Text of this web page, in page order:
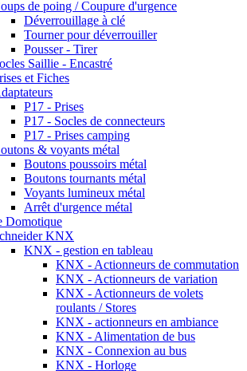
de poing / Coupure d'urgence
Déverrouillage à clé
Tourner pour déverrouiller
Pousser - Tirer
Saillie - Encastré
et Fiches
P17 - Prises
P17 - Socles de connecteurs
P17 - Prises camping
& voyants métal
Boutons poussoirs métal
Boutons tournants métal
Voyants lumineux métal
Arrêt d'urgence métal
Domotique
KNX
KNX - gestion en tableau
KNX - Actionneurs de commutation
KNX - Actionneurs de variation
KNX - Actionneurs de volets
roulants / Stores
KNX - actionneurs en ambiance
KNX - Alimentation de bus
KNX - Connexion au bus
KNX - Horloge